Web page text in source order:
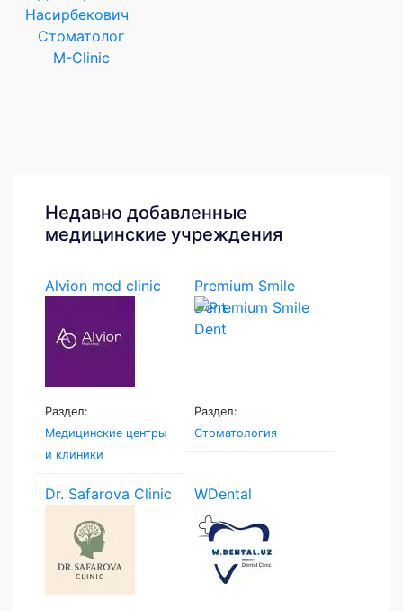
Стоматолог
M-Clinic
Недавно добавленные
медицинские учреждения
Alvion med clinic
Раздел:
Медицинские центры
и клиники
Premium Smile
Dent
Раздел:
Стоматология
Dr. Safarova Clinic WDental